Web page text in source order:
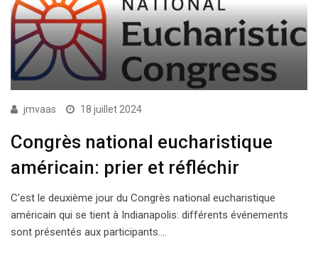
jmvaas 18 juillet 2024
Congrès national eucharistique
américain: prier et réfléchir
C’est le deuxième jour du Congrès national eucharistique
américain qui se tient à Indianapolis: différents événements
sont présentés aux participants.…